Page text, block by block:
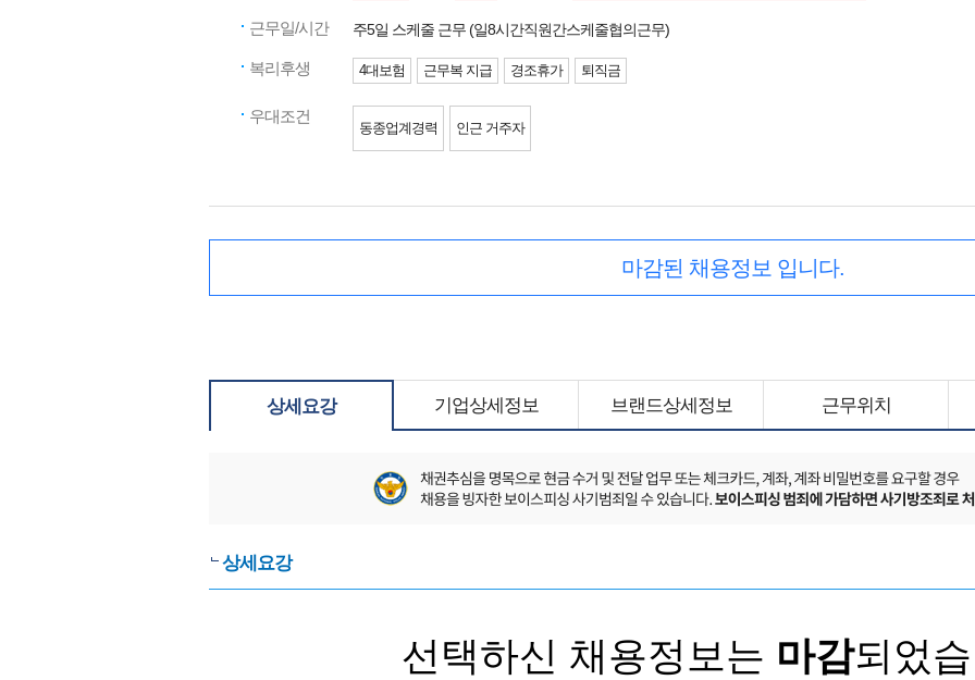
근무일/시간 주5일 스케줄 근무 (일8시간직원간스케줄협의근무)
복리후생 4대보험 근무복 지급 경조휴가 퇴직금
우대조건
동종업계경력 인근 거주자
마감된 채용정보 입니다.
상세요강 기업상세정보 브랜드상세정보 근무위치
상세요강
선택하신 채용정보는 마감되었